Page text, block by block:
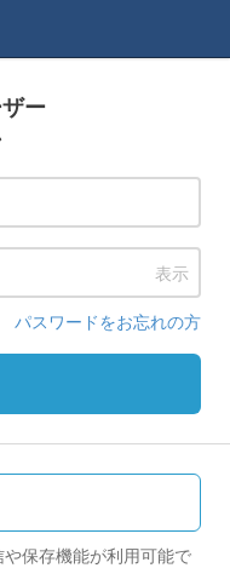
ー
表示
パスワードをお忘れの方
保存機能が利用可能で